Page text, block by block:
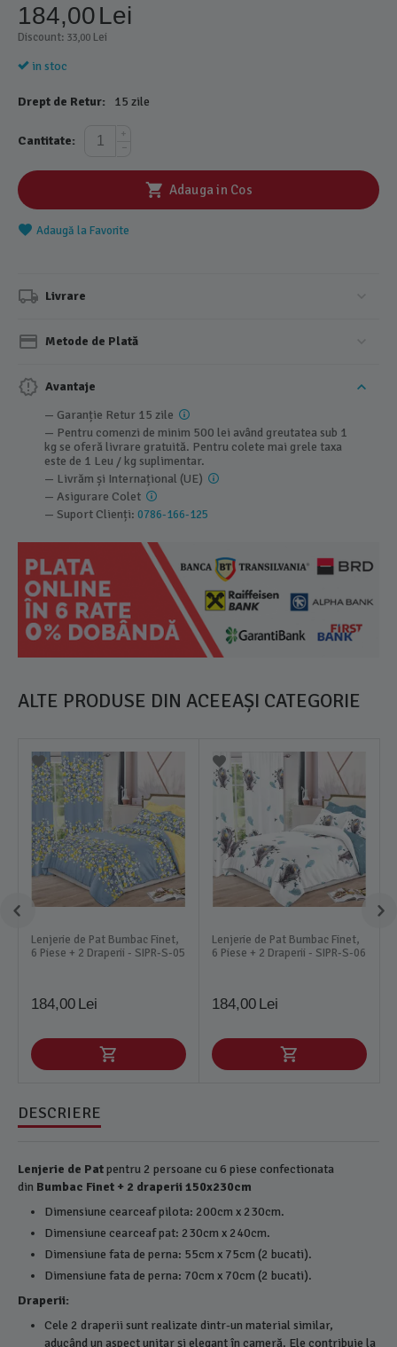
184,00Lei
Discount: 33,00 Lei
in stoc
Drept de Retur: 15 zile
Cantitate:
+
−
Adauga in Cos
Adaugă la Favorite
Livrare
Metode de Plată
Avantaje
— Garanție Retur 15 zile
— Pentru comenzi de minim 500 lei având greutatea sub 1
kg se oferă livrare gratuită. Pentru colete mai grele taxa
este de 1 Leu / kg suplimentar.
— Livrăm și Internațional (UE)
— Asigurare Colet
— Suport Clienți:0786-166-125
ALTE PRODUSE DIN ACEEAȘI CATEGORIE
Lenjerie de Pat Bumbac Finet,
6 Piese + 2 Draperii - SIPR-S-05
184,00 Lei
Lenjerie de Pat Bumbac Finet,
6 Piese + 2 Draperii - SIPR-S-06
184,00 Lei
DESCRIERE
Lenjerie de Patpentru 2 persoane cu 6 piese confectionata
din Bumbac Finet + 2 draperii 150x230cm
Dimensiune cearceaf pilota: 200cm x 230cm.
Dimensiune cearceaf pat: 230cm x 240cm.
Dimensiune fata de perna: 55cm x 75cm (2 bucati).
Dimensiune fata de perna: 70cm x 70cm (2 bucati).
Draperii:
Cele 2 draperii sunt realizate dintr-un material similar,
aducând un aspect unitar și elegant în cameră. Ele contribuie la